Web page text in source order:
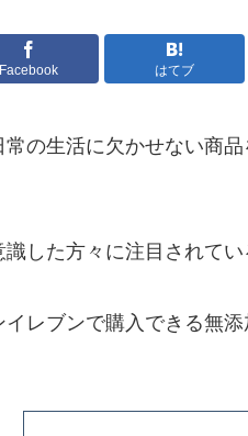
Facebook はてブ
の生活に欠かせない商
した方々に注目されて
レブンで購入できる無